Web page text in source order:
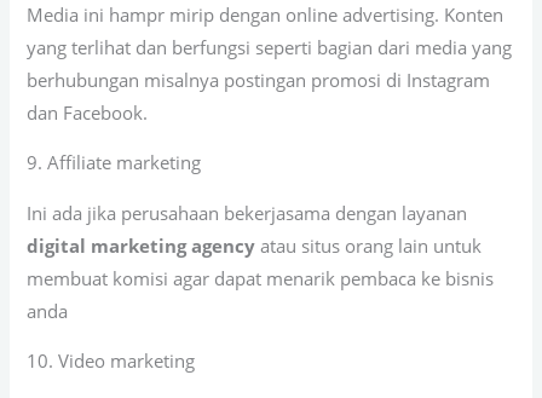
Media ini hampr mirip dengan online advertising. Konten
yang terlihat dan berfungsi seperti bagian dari media yang
berhubungan misalnya postingan promosi di Instagram
dan Facebook.
9. Affiliate marketing
Ini ada jika perusahaan bekerjasama dengan layanan
digital marketing agency atau situs orang lain untuk
membuat komisi agar dapat menarik pembaca ke bisnis
anda
10. Video marketing